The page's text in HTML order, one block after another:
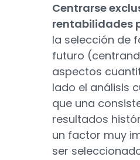
Centrarse
rentabilidades
la selección de
futuro
aspectos
lado el análisis
que una
resultados
un factor muy
ser